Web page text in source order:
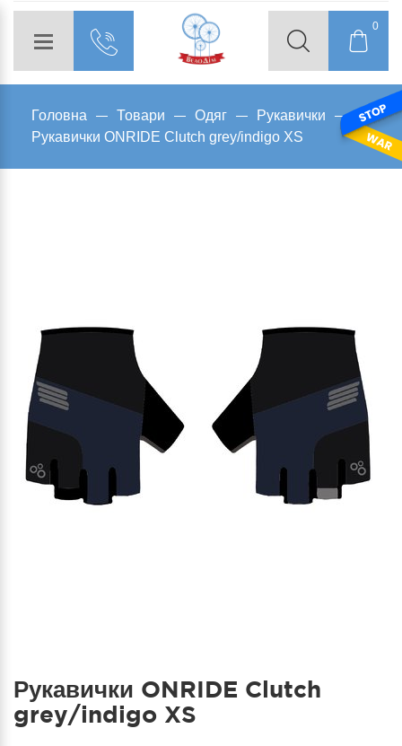
0
Головна Товари Одяг
Рукавички
Рукавички ONRIDE Clutch grey/indigo XS
Рукавички ONRIDE Clutch
grey/indigo XS